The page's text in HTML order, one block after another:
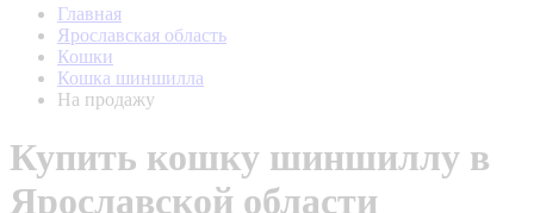
Главная
Ярославская область
Кошки
Кошка шиншилла
На продажу
Купить кошку шиншиллу в
Ярославской области